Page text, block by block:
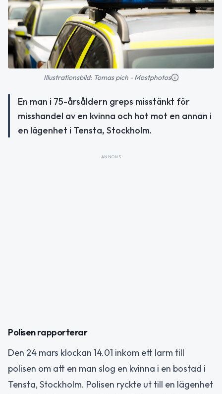
Illustrationsbild: Tomas pich - Mostphotos
En man i 75-årsåldern greps misstänkt för
misshandel av en kvinna och hot mot en annan i
en lägenhet i Tensta, Stockholm.
ANNONS
Polisen rapporterar
Den 24 mars klockan 14.01 inkom ett larm till
polisen om att en man slog en kvinna i en bostad i
Tensta, Stockholm. Polisen ryckte ut till en lägenhet